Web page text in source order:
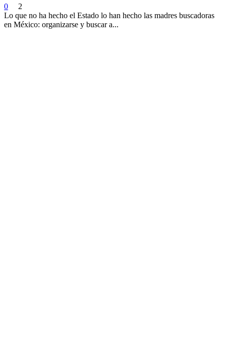
0
2
Lo que no ha hecho el Estado lo han hecho las madres buscadoras
en México: organizarse y buscar a...